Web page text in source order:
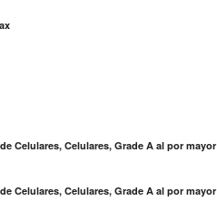
Celulares, Celulares, Grade A al por mayor
Celulares, Celulares, Grade A al por mayor